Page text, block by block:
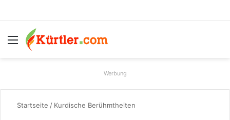
Menü
Werbung
Startseite / Kurdische Berühmtheiten